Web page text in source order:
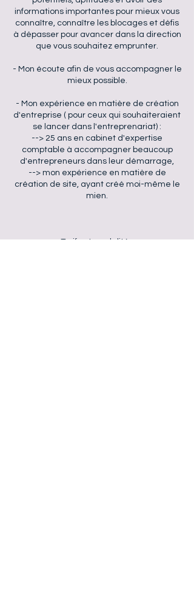
informations importantes pour mieux vous
connaître, connaître les blocages et défis
à dépasser pour avancer dans la direction
que vous souhaitez emprunter.
- Mon écoute afin de vous accompagner le
mieux possible.
- Mon expérience en matière de création
d'entreprise ( pour ceux qui souhaiteraient
se lancer dans l'entreprenariat) :
--> 25 ans en cabinet d'expertise
comptable à accompagner beaucoup
d'entrepreneurs dans leur démarrage,
--> mon expérience en matière de
création de site, ayant créé moi-même le
mien.
Tarifs et modalités